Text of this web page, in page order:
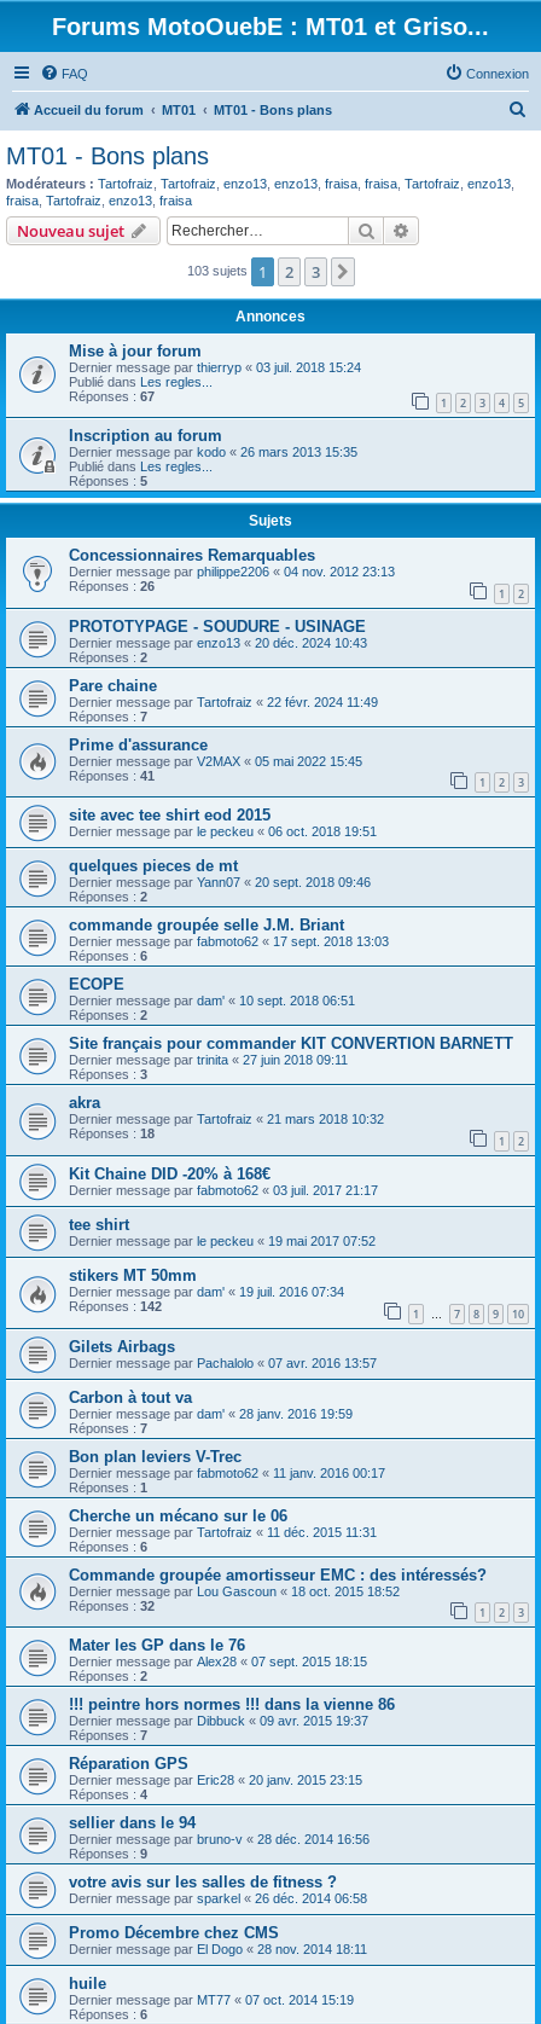
Forums MotoOuebE : MT01 et Griso...
FAQ Connexion
Accueil du forum MT01 MT01 - Bons plans
MT01 - Bons plans
Modérateurs : Tartofraiz Tartofraiz enzo13 enzo13 fraisa fraisa Tartofraiz enzo13
fraisa Tartofraiz enzo13 fraisa
Nouveau sujet Rechercher
103 sujets 1 2 3
Annonces
Mise à jour forum
Dernier message par thierryp « 03 juil. 2018 15:24
Publié dans Les regles...
Réponses : 67 1 2 3 4 5
Inscription au forum
Dernier message par kodo « 26 mars 2013 15:35
Publié dans Les regles...
Réponses : 5
Sujets
Concessionnaires Remarquables
Dernier message par philippe2206 « 04 nov. 2012 23:13
Réponses : 26 1 2
PROTOTYPAGE - SOUDURE - USINAGE
Dernier message par enzo13 « 20 déc. 2024 10:43
Réponses : 2
Pare chaine
Dernier message par Tartofraiz « 22 févr. 2024 11:49
Réponses : 7
Prime d'assurance
Dernier message par V2MAX « 05 mai 2022 15:45
Réponses : 41 1 2 3
site avec tee shirt eod 2015
Dernier message par le peckeu « 06 oct. 2018 19:51
quelques pieces de mt
Dernier message par Yann07 « 20 sept. 2018 09:46
Réponses : 2
commande groupée selle J.M. Briant
Dernier message par fabmoto62 « 17 sept. 2018 13:03
Réponses : 6
ECOPE
Dernier message par dam' « 10 sept. 2018 06:51
Réponses : 2
Site français pour commander KIT CONVERTION BARNETT
Dernier message par trinita « 27 juin 2018 09:11
Réponses : 3
akra
Dernier message par Tartofraiz « 21 mars 2018 10:32
Réponses : 18 1 2
Kit Chaine DID -20% à 168€
Dernier message par fabmoto62 « 03 juil. 2017 21:17
tee shirt
Dernier message par le peckeu « 19 mai 2017 07:52
stikers MT 50mm
Dernier message par dam' « 19 juil. 2016 07:34
Réponses : 142 1 … 7 8 9 10
Gilets Airbags
Dernier message par Pachalolo « 07 avr. 2016 13:57
Carbon à tout va
Dernier message par dam' « 28 janv. 2016 19:59
Réponses : 7
Bon plan leviers V-Trec
Dernier message par fabmoto62 « 11 janv. 2016 00:17
Réponses : 1
Cherche un mécano sur le 06
Dernier message par Tartofraiz « 11 déc. 2015 11:31
Réponses : 6
Commande groupée amortisseur EMC : des intéressés?
Dernier message par Lou Gascoun « 18 oct. 2015 18:52
Réponses : 32 1 2 3
Mater les GP dans le 76
Dernier message par Alex28 « 07 sept. 2015 18:15
Réponses : 2
!!! peintre hors normes !!! dans la vienne 86
Dernier message par Dibbuck « 09 avr. 2015 19:37
Réponses : 7
Réparation GPS
Dernier message par Eric28 « 20 janv. 2015 23:15
Réponses : 4
sellier dans le 94
Dernier message par bruno-v « 28 déc. 2014 16:56
Réponses : 9
votre avis sur les salles de fitness ?
Dernier message par sparkel « 26 déc. 2014 06:58
Promo Décembre chez CMS
Dernier message par El Dogo « 28 nov. 2014 18:11
huile
Dernier message par MT77 « 07 oct. 2014 15:19
Réponses : 6